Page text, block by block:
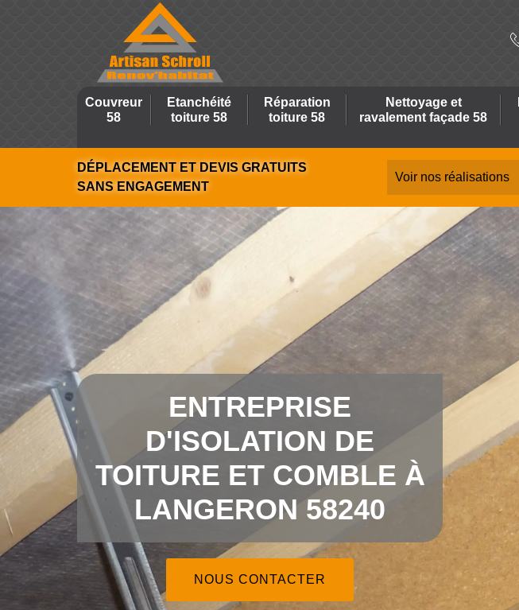
Couvreur
58
Etanchéité
toiture 58
Réparation
toiture 58
Nettoyage et
ravalement façade 58
DÉPLACEMENT ET DEVIS GRATUITS
SANS ENGAGEMENT
Voir nos réalisations
ENTREPRISE
D'ISOLATION DE
TOITURE ET COMBLE À
LANGERON 58240
NOUS CONTACTER